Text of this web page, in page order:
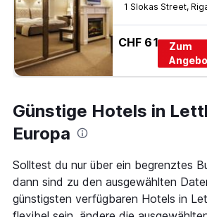
CHF 61
Zum
Günstige Hotels in
Europa
Solltest du nur über ein begrenztes
dann sind zu den ausgewählten
günstigsten verfügbaren Hotels in